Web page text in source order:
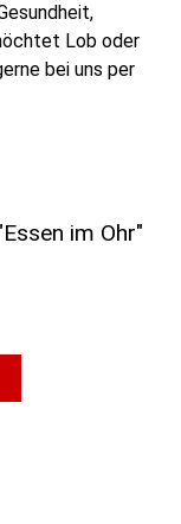
Lob oder
bei uns per
im Ohr"